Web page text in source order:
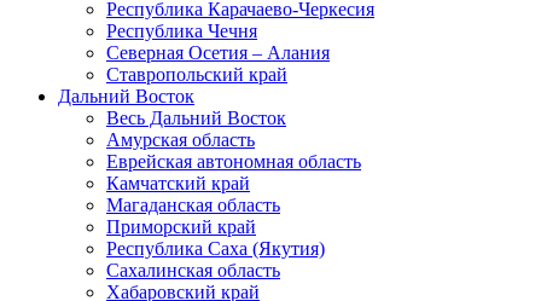
Республика Карачаево-Черкесия
Республика Чечня
Северная Осетия – Алания
Ставропольский край
Дальний Восток
Весь Дальний Восток
Амурская область
Еврейская автономная область
Камчатский край
Магаданская область
Приморский край
Республика Саха (Якутия)
Сахалинская область
Хабаровский край